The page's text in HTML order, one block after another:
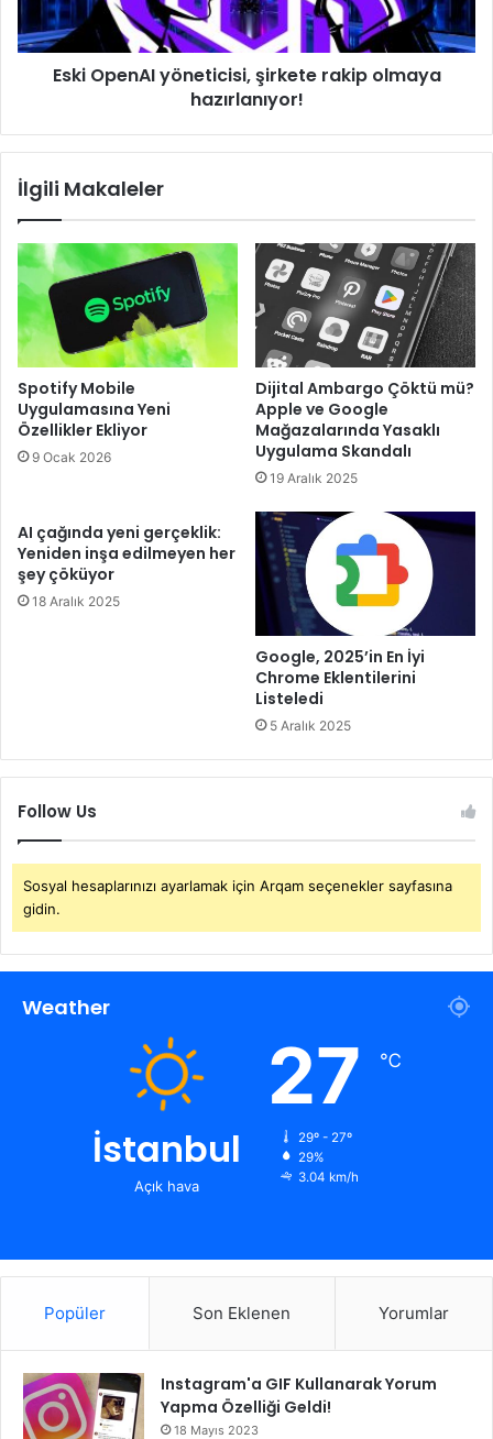
hazırlanıyor!
Eski OpenAI yöneticisi, şirkete rakip olmaya
hazırlanıyor!
İlgili Makaleler
Spotify Mobile
Uygulamasına Yeni
Özellikler Ekliyor
9 Ocak 2026
Dijital Ambargo Çöktü mü?
Apple ve Google
Mağazalarında Yasaklı
Uygulama Skandalı
19 Aralık 2025
AI çağında yeni gerçeklik:
Yeniden inşa edilmeyen her
şey çöküyor
18 Aralık 2025
Google, 2025’in En İyi
Chrome Eklentilerini
Listeledi
5 Aralık 2025
Follow Us
Sosyal hesaplarınızı ayarlamak için Arqam seçenekler sayfasına
gidin.
Weather
İstanbul
Açık hava
27 ℃
29º - 27º
29%
3.04 km/h
Popüler Son Eklenen Yorumlar
Instagram'a GIF Kullanarak Yorum
Yapma Özelliği Geldi!
18 Mayıs 2023